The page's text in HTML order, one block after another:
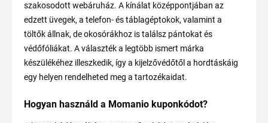
szakosodott webáruház. A kínálat középpontjában az
edzett üvegek, a telefon- és táblagéptokok, valamint a
töltők állnak, de okosórákhoz is találsz pántokat és
védőfóliákat. A választék a legtöbb ismert márka
készülékéhez illeszkedik, így a kijelzővédőtől a hordtáskáig
egy helyen rendelheted meg a tartozékaidat.
Hogyan használd a Momanio kuponkódot?